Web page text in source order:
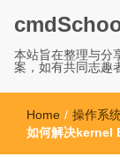
本站旨在整理与分
案，如有共同志趣
Home / 操作系
如何解决kernel